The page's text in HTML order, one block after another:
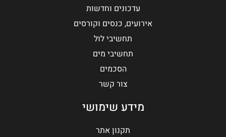
עדכונים וחדשות
אירועים, כנסים וקורסים
תחשיבי לול
תחשיבי מים
הסכמים
צור קשר
מידע שימושי
תקנון אתר